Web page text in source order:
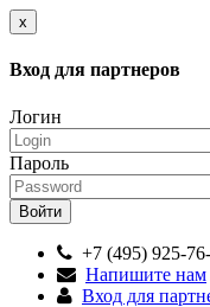
x
Вход для партнеров
Логин
Пароль
+7 (495) 925-
Напишите нам
Вход для